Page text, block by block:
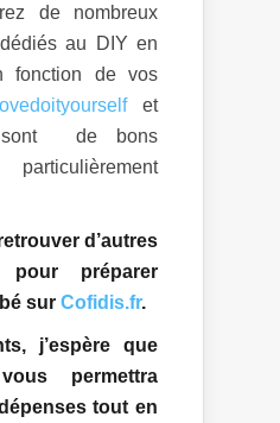
de nombreux
au DIY en
fonction de vos
et
de bons
d’autres
préparer
sur Cofidis.fr.
j’espère que
permettra
tout en